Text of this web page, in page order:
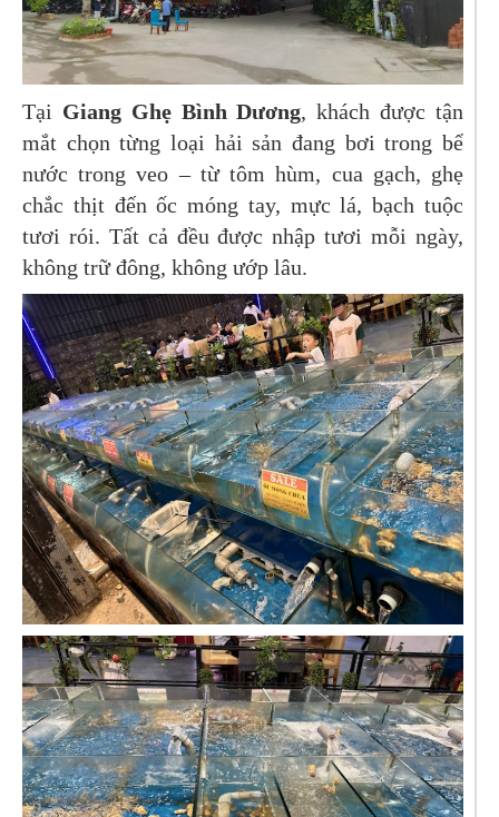
Tại Giang Ghẹ Bình Dương, khách được tận
mắt chọn từng loại hải sản đang bơi trong bể
nước trong veo – từ tôm hùm, cua gạch, ghẹ
chắc thịt đến ốc móng tay, mực lá, bạch tuộc
tươi rói. Tất cả đều được nhập tươi mỗi ngày,
không trữ đông, không ướp lâu.